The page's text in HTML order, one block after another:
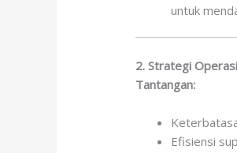
untuk
2. Strategi
Tantangan:
Efisiensi